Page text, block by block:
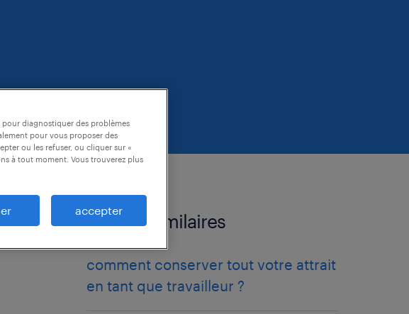
articles similaires
comment conserver tout votre attrait
en tant que travailleur ?
diagnostiquer des problèmes
pour vous proposer des
ou les refuser, ou cliquer sur «
à tout moment. Vous trouverez plus
accepter